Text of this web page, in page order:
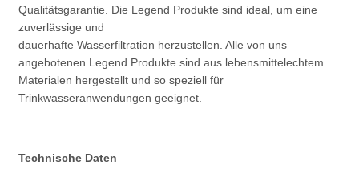
Qualitätsgarantie. Die Legend Produkte sind ideal, um eine
zuverlässige und
dauerhafte Wasserfiltration herzustellen. Alle von uns
angebotenen Legend Produkte sind aus lebensmittelechtem
Materialen hergestellt und so speziell für
Trinkwasseranwendungen geeignet.
Technische Daten